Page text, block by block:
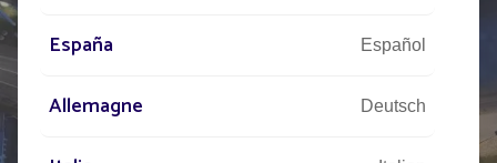
España Español
Allemagne Deutsch